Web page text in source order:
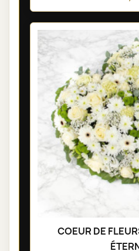
COEUR DE